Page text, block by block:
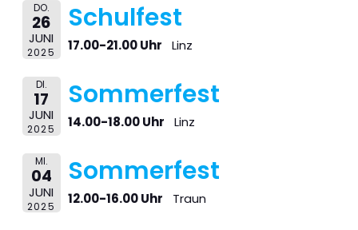
DO.
26
JUNI
2025
Schulfest
17.00-21.00 Uhr Linz
DI.
17
JUNI
2025
Sommerfest
14.00-18.00 Uhr Linz
MI.
04
JUNI
2025
Sommerfest
12.00-16.00 Uhr Traun